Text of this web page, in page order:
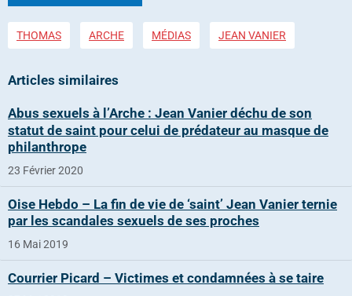
THOMAS ARCHE MÉDIAS JEAN VANIER
Articles similaires
Abus sexuels à l’Arche : Jean Vanier déchu de son
statut de saint pour celui de prédateur au masque de
philanthrope
23 Février 2020
Oise Hebdo – La fin de vie de ‘saint’ Jean Vanier ternie
par les scandales sexuels de ses proches
16 Mai 2019
Courrier Picard – Victimes et condamnées à se taire